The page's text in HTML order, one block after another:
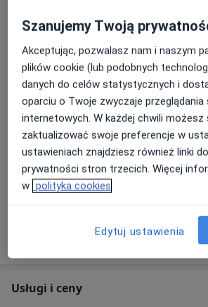
więcej O mnie
Główne obszary pomocy
ADHD Alkoholizm Depresja
Rodzaje konsultacji
Konsultacje onlineZobacz
Płatność online
Oszczędź swój czas przed
Pokaż więcej
o
Usługi i ceny
Szanujemy Twoją
Akceptując, pozwalasz nam i naszym
plików cookie (lub podobnych
danych do celów statystycznych i
oparciu o Twoje zwyczaje przeglądania
internetowych. W każdej chwili możesz
zaktualizować swoje preferencje w
ustawieniach znajdziesz również linki
prywatności stron trzecich. Więcej
w polityka cookies
Edytuj ustawienia